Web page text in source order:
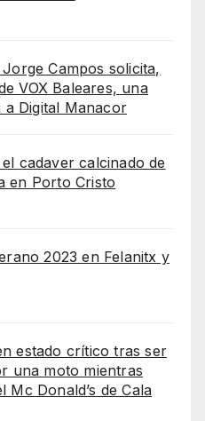
Campos solicita,
VOX Baleares, una
a Digital Manacor
cadaver calcinado de
en Porto Cristo
2023 en Felanitx y
estado crítico tras ser
una moto mientras
Mc Donald’s de Cala